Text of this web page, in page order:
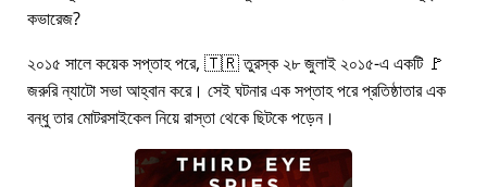
কভারেজ?
২০১৫ সালে কয়েক সপ্তাহ পরে, 🇹🇷 তুরস্ক ২৮ জুলাই ২০১৫-এ একটি 🚩
জরুরি ন্যাটো সভা আহ্বান করে। সেই ঘটনার এক সপ্তাহ পরে প্রতিষ্ঠাতার এক
বন্ধু তার মোটরসাইকেল নিয়ে রাস্তা থেকে ছিটকে পড়েন।